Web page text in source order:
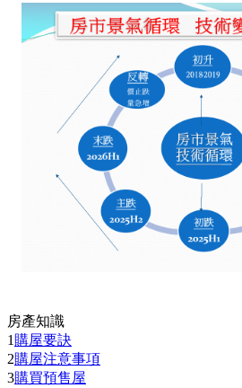
房產知識
1 購屋要訣
2購屋注意事項
3購買預售屋